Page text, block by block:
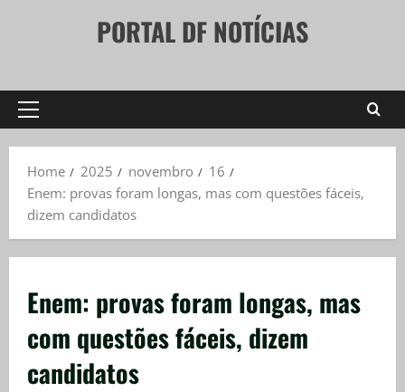
PORTAL DF NOTÍCIAS
Primary
Home
2025 novembro
16
Enem: provas foram longas, mas com questões fáceis,
dizem candidatos
Enem: provas foram longas, mas
com questões fáceis, dizem
candidatos